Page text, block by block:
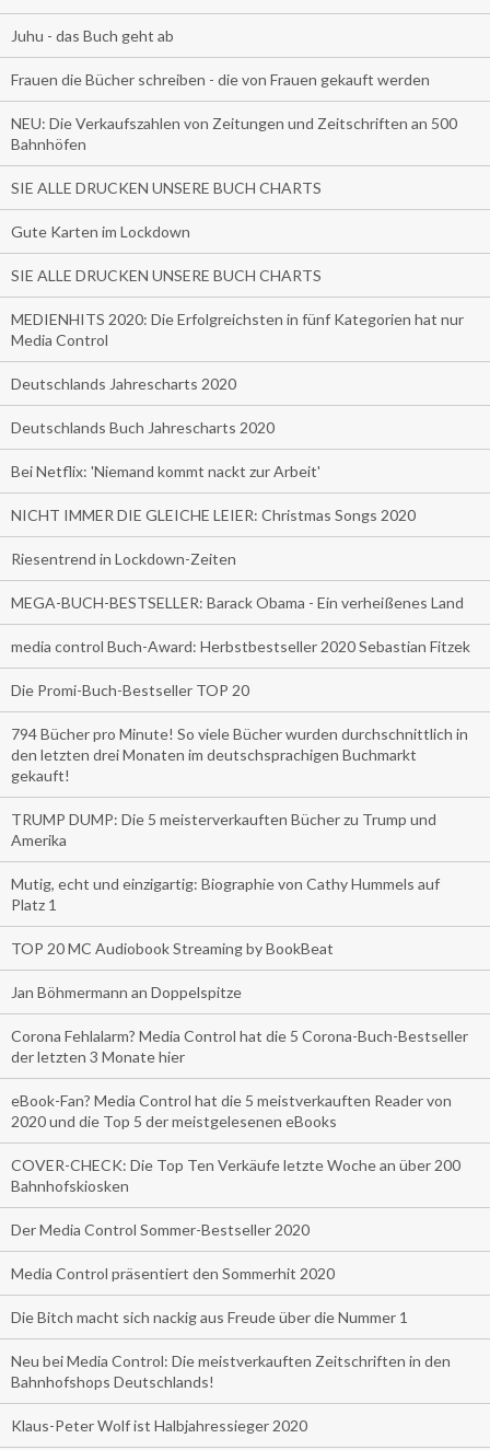
Juhu - das Buch geht ab
Frauen die Bücher schreiben - die von Frauen gekauft werden
NEU: Die Verkaufszahlen von Zeitungen und Zeitschriften an 500
Bahnhöfen
SIE ALLE DRUCKEN UNSERE BUCH CHARTS
Gute Karten im Lockdown
SIE ALLE DRUCKEN UNSERE BUCH CHARTS
MEDIENHITS 2020: Die Erfolgreichsten in fünf Kategorien hat nur
Media Control
Deutschlands Jahrescharts 2020
Deutschlands Buch Jahrescharts 2020
Bei Netflix: 'Niemand kommt nackt zur Arbeit'
NICHT IMMER DIE GLEICHE LEIER: Christmas Songs 2020
Riesentrend in Lockdown-Zeiten
MEGA-BUCH-BESTSELLER: Barack Obama - Ein verheißenes Land
media control Buch-Award: Herbstbestseller 2020 Sebastian Fitzek
Die Promi-Buch-Bestseller TOP 20
794 Bücher pro Minute! So viele Bücher wurden durchschnittlich in
den letzten drei Monaten im deutschsprachigen Buchmarkt
gekauft!
TRUMP DUMP: Die 5 meisterverkauften Bücher zu Trump und
Amerika
Mutig, echt und einzigartig: Biographie von Cathy Hummels auf
Platz 1
TOP 20 MC Audiobook Streaming by BookBeat
Jan Böhmermann an Doppelspitze
Corona Fehlalarm? Media Control hat die 5 Corona-Buch-Bestseller
der letzten 3 Monate hier
eBook-Fan? Media Control hat die 5 meistverkauften Reader von
2020 und die Top 5 der meistgelesenen eBooks
COVER-CHECK: Die Top Ten Verkäufe letzte Woche an über 200
Bahnhofskiosken
Der Media Control Sommer-Bestseller 2020
Media Control präsentiert den Sommerhit 2020
Die Bitch macht sich nackig aus Freude über die Nummer 1
Neu bei Media Control: Die meistverkauften Zeitschriften in den
Bahnhofshops Deutschlands!
Klaus-Peter Wolf ist Halbjahressieger 2020